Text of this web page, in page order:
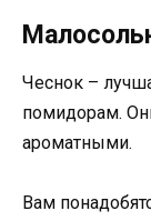
Чеснок –
помидорам.
ароматными.
Вам